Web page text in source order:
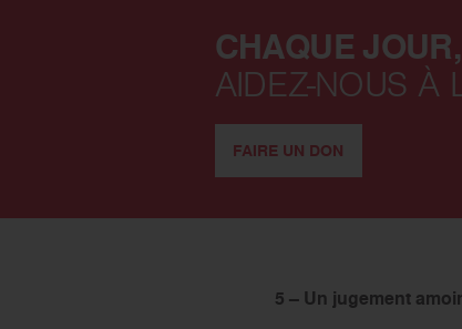
CHAQUE
AIDEZ-NOUS À
FAIRE UN DON
5 – Un jugement